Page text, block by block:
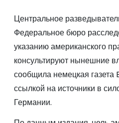
Центральное
Федеральное бюро
указанию американского
консультируют нынешние
сообщила немецкая
ссылкой на источники в
Германии.